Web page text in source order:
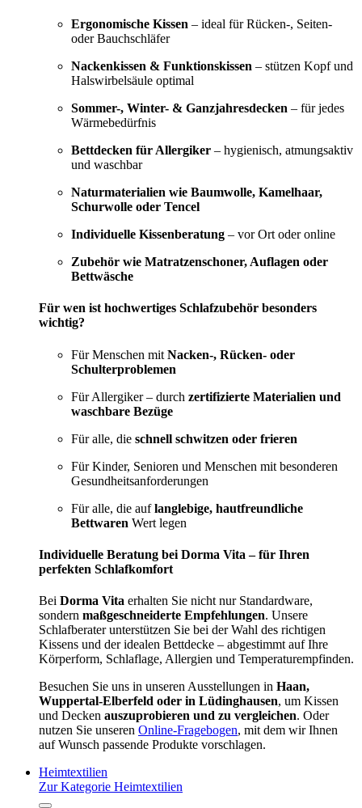
Ergonomische Kissen – ideal für Rücken-, Seiten-
oder Bauchschläfer
Nackenkissen & Funktionskissen – stützen Kopf und
Halswirbelsäule optimal
Sommer-, Winter- & Ganzjahresdecken – für jedes
Wärmebedürfnis
Bettdecken für Allergiker – hygienisch, atmungsaktiv
und waschbar
Naturmaterialien wie Baumwolle, Kamelhaar,
Schurwolle oder Tencel
Individuelle Kissenberatung – vor Ort oder online
Zubehör wie Matratzenschoner, Auflagen oder
Bettwäsche
Für wen ist hochwertiges Schlafzubehör besonders
wichtig?
Für Menschen mit Nacken-, Rücken- oder
Schulterproblemen
Für Allergiker – durch zertifizierte Materialien und
waschbare Bezüge
Für alle, die schnell schwitzen oder frieren
Für Kinder, Senioren und Menschen mit besonderen
Gesundheitsanforderungen
Für alle, die auflanglebige, hautfreundliche
Bettwaren Wert legen
Individuelle Beratung bei Dorma Vita – für Ihren
perfekten Schlafkomfort
Bei Dorma Vita erhalten Sie nicht nur Standardware,
sondern maßgeschneiderte Empfehlungen. Unsere
Schlafberater unterstützen Sie bei der Wahl des richtigen
Kissens und der idealen Bettdecke – abgestimmt auf Ihre
Körperform, Schlaflage, Allergien und Temperaturempfinden.
Besuchen Sie uns in unseren Ausstellungen in Haan,
Wuppertal-Elberfeld oder in Lüdinghausen, um Kissen
und Decken auszuprobieren und zu vergleichen. Oder
nutzen Sie unseren Online-Fragebogen, mit dem wir Ihnen
auf Wunsch passende Produkte vorschlagen.
Heimtextilien
Zur Kategorie Heimtextilien